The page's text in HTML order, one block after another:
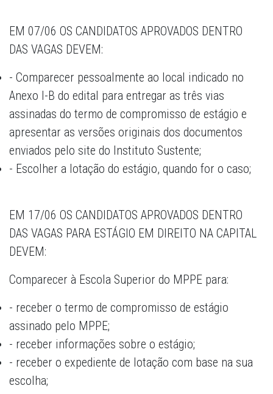
EM 07/06 OS CANDIDATOS APROVADOS DENTRO
DAS VAGAS DEVEM:
- Comparecer pessoalmente ao local indicado no
Anexo I-B do edital para entregar as três vias
assinadas do termo de compromisso de estágio e
apresentar as versões originais dos documentos
enviados pelo site do Instituto Sustente;
- Escolher a lotação do estágio, quando for o caso;
EM 17/06 OS CANDIDATOS APROVADOS DENTRO
DAS VAGAS PARA ESTÁGIO EM DIREITO NA CAPITAL
DEVEM:
Comparecer à Escola Superior do MPPE para:
- receber o termo de compromisso de estágio
assinado pelo MPPE;
- receber informações sobre o estágio;
- receber o expediente de lotação com base na sua
escolha;